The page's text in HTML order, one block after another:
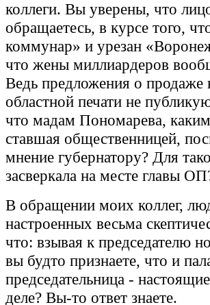
коллеги. Вы уверены, что
обращаетесь, в курсе того,
коммунар» и урезан
что жены миллиардеров
Ведь предложения о продаже
областной печати не
что мадам Пономарева,
ставшая общественницей,
мнение губернатору? Для
засверкала на месте главы
В обращении моих коллег,
настроенных весьма
что: взывая к председателю
вы будто признаете, что и
председательница -
деле? Вы-то ответ знаете.